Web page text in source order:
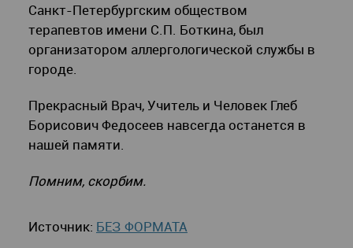
Санкт-Петербургским обществом
терапевтов имени С.П. Боткина, был
организатором аллергологической службы в
городе.
Прекрасный Врач, Учитель и Человек Глеб
Борисович Федосеев навсегда останется в
нашей памяти.
Помним, скорбим.
Источник: БЕЗ ФОРМАТА